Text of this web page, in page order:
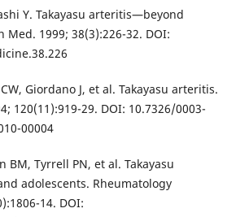
Y. Takayasu arteritis—beyond
1999; 38(3):226-32. DOI:
Giordano J, et al. Takayasu arteritis.
120(11):919-29. DOI: 10.7326/0003-
00004
BM, Tyrrell PN, et al. Takayasu
adolescents. Rheumatology
14. DOI: